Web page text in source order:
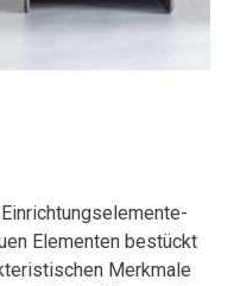
Elementen bestückt
Merkmale